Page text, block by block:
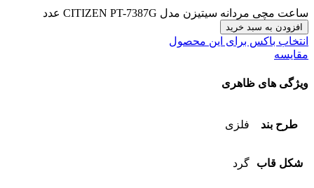
ساعت مچی مردانه سیتیزن مدل CITIZEN PT-7387G عدد
افزودن به سبد خرید
انتخاب باکس برای این محصول
مقایسه
ویژگی های ظاهری
طرح بند فلزی
شکل قاب گرد